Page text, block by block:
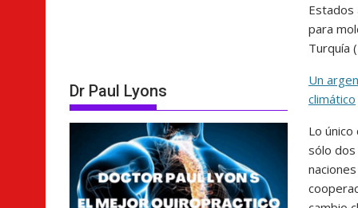
Estados
para
Turquía
Un
climático
Lo
sólo dos
Dr Paul Lyons